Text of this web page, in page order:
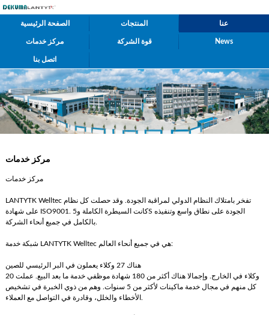
الصفحة الرئيسية المنتجات عنا
مركز خدمات قوة الشركة News
اتصل بنا
مركز خدمات
مركز خدمات
LANTYTK Welltec تفخر بامتلاك النظام الدولي لمراقبة الجودة. وقد حصلت كل نظام
على شهادة ISO9001. كانت السيطرة الكاملة و5S الجودة على نطاق واسع وتنفيذه
بالكامل في جميع أنحاء الشركة.
شبكة خدمة LANTYTK Welltec هي في جميع أنحاء العالم:
هناك 27 وكلاء يعملون في البر الرئيسي للصين
20 وكلاء في الخارج. وإجمالا هناك أكثر من 180 شهادة موظفي خدمة ما بعد البيع. عملت
كل منهم في مجال خدمة ماكينات لأكثر من 5 سنوات. وهم من ذوي الخبرة في تشخيص
الأخطاء والخلل، وقادرة في التواصل مع العملاء.